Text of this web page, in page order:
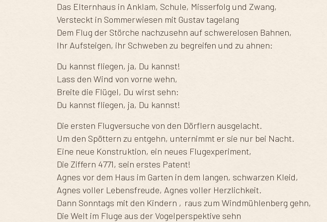
Das Elternhaus in Anklam, Schule, Misserfolg und Zwang,
Versteckt in Sommerwiesen mit Gustav tagelang
Dem Flug der Störche nachzusehn auf schwerelosen Bahnen,
Ihr Aufsteigen, ihr Schweben zu begreifen und zu ahnen:
Du kannst fliegen, ja, Du kannst!
Lass den Wind von vorne wehn,
Breite die Flügel, Du wirst sehn:
Du kannst fliegen, ja, Du kannst!
Die ersten Flugversuche von den Dörflern ausgelacht.
Um den Spöttern zu entgehn, unternimmt er sie nur bei Nacht.
Eine neue Konstruktion, ein neues Flugexperiment,
Die Ziffern 4771, sein erstes Patent!
Agnes vor dem Haus im Garten in dem langen, schwarzen Kleid,
Agnes voller Lebensfreude, Agnes voller Herzlichkeit.
Dann Sonntags mit den Kindern ‚raus zum Windmühlenberg gehn,
Die Welt im Fluge aus der Vogelperspektive sehn